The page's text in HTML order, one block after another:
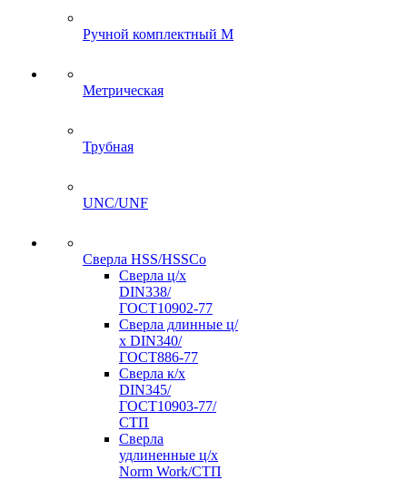
Ручной комплектный M
Метрическая
Трубная
UNC/UNF
Сверла HSS/HSSCo
Сверла ц/х
DIN338/
ГОСТ10902-77
Сверла длинные ц/
х DIN340/
ГОСТ886-77
Сверла к/х
DIN345/
ГОСТ10903-77/
СТП
Сверла
удлиненные ц/х
Norm Work/СТП